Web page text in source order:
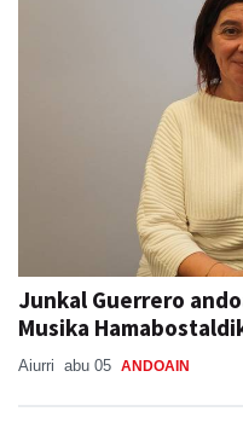
Junkal Guerrero
Musika
Aiurri abu 05 ANDOAIN